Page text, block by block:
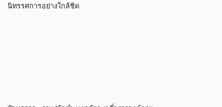
นิทรรศการอย่างใกล้ชิด